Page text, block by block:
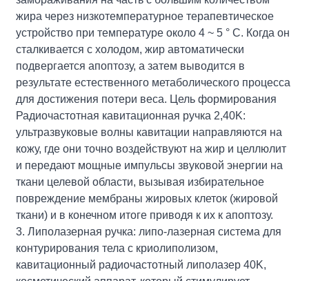
жира через низкотемпературное терапевтическое
устройство при температуре около 4 ~ 5 ° C. Когда он
сталкивается с холодом, жир автоматически
подвергается апоптозу, а затем выводится в
результате естественного метаболического процесса
для достижения потери веса. Цель формирования
Радиочастотная кавитационная ручка 2,40K:
ультразвуковые волны кавитации направляются на
кожу, где они точно воздействуют на жир и целлюлит
и передают мощные импульсы звуковой энергии на
ткани целевой области, вызывая избирательное
повреждение мембраны жировых клеток (жировой
ткани) и в конечном итоге приводя к их к апоптозу.
3. Липолазерная ручка: липо-лазерная система для
контурирования тела с криолиполизом,
кавитационный радиочастотный липолазер 40K,